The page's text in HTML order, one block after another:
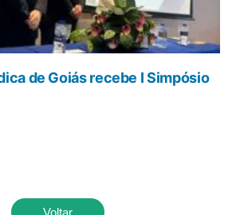
de Goiás recebe I Simpósio
Voltar